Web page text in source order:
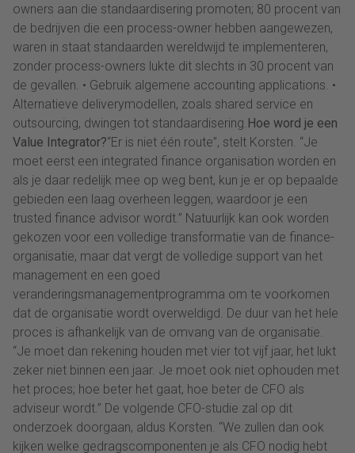
owners aan die standaardisering promoten; 80 procent van
de bedrijven die een process-owner hebben aangewezen,
waren in staat standaarden wereldwijd te implementeren,
zonder process-owners lukte dit slechts in 30 procent van
de gevallen. • Gebruik algemene accounting applications. •
Alternatieve deliverymodellen, zoals shared service en
outsourcing, dwingen tot standaardisering. Hoe word je een
Value Integrator?“Er is niet één route”, stelt Korsten. “Je
moet eerst een integrated finance organisation worden en
als je daar redelijk mee op weg bent, kun je er op bepaalde
gebieden een laag overheen leggen, waardoor je een
trusted finance advisor wordt.” Natuurlijk kan ook worden
gekozen voor een volledige transformatie van de finance-
organisatie, maar dat vergt de volledige support van het
management en een goed
veranderingsmanagementprogramma om te voorkomen
dat de organisatie wordt overweldigd. De duur van het hele
proces is afhankelijk van de omvang van de organisatie.
“Je moet dan rekening houden met vier tot vijf jaar, het lukt
zeker niet binnen een jaar. Je moet ook niet ophouden met
het proces; hoe beter het gaat, hoe beter de CFO als
adviseur wordt.” De volgende CFO-studie zal op dit
onderzoek doorgaan, aldus Korsten. “We zullen dan ook
kijken welke gedragscomponenten je als CFO nodig hebt